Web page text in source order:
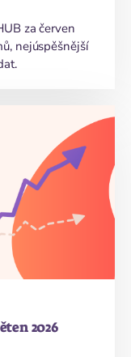
za červen
nejúspěšnější
2026